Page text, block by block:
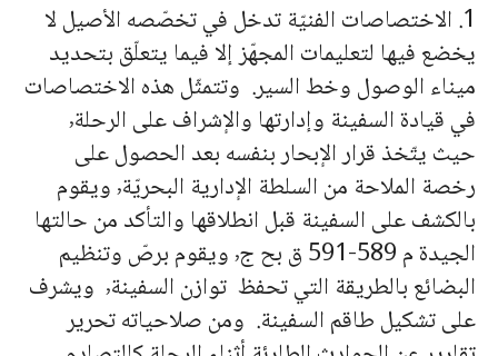
1. الاختصاصات الفنيّة تدخل في تخصّصه الأصيل لا
يخضع فيها لتعليمات المجهّز إلا فيما يتعلّق بتحديد
ميناء الوصول وخط السير. وتتمثّل هذه الاختصاصات
في قيادة السفينة وإدارتها والإشراف على الرحلة٬
حيث يتّخذ قرار الإبحار بنفسه بعد الحصول على
رخصة الملاحة من السلطة الإدارية البحريّة٬ ويقوم
بالكشف على السفينة قبل انطلاقها والتأكد من حالتها
الجيدة م 589-591 ق بح ج٬ ويقوم برصّ وتنظيم
البضائع بالطريقة التي تحفظ توازن السفينة٬ ويشرف
على تشكيل طاقم السفينة. ومن صلاحياته تحرير